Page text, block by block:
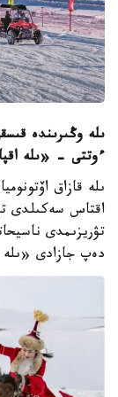
ىلە وڭىرىندە
ءوتتى - «ىلە
ىلە قازاق
اقتاس سەكىلدى
تۋريزىمدى
دەپ جازادى «ىلە